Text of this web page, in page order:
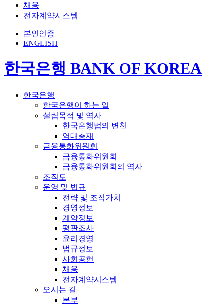
채용
전자계약시스템
본인인증
ENGLISH
한국은행 BANK OF KOREA
한국은행
한국은행이 하는 일
설립목적 및 역사
한국은행법의 변천
역대총재
금융통화위원회
금융통화위원회
금융통화위원회의 역사
조직도
운영 및 법규
전략 및 조직가치
경영정보
계약정보
평판조사
윤리경영
법규정보
사회공헌
채용
전자계약시스템
오시는 길
본부